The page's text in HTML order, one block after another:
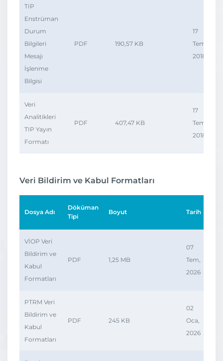
TIP
Enstrüman
Durum
Bilgileri
Mesajı
İşlenme
Bilgisi
PDF 190,57 KB
17
Tem,
2018
Veri
Analitikleri
TIP Yayın
Formatı
PDF 407,47 KB
17
Tem,
2018
Veri Bildirim ve Kabul Formatları
Dosya Adı
Döküman
Tipi
Boyut Tarih
VİOP Veri
Bildirim ve
Kabul
Formatları
PDF 1,25 MB
07
Tem,
2026
PTRM Veri
Bildirim ve
Kabul
Formatları
PDF 245 KB
02
Oca,
2026